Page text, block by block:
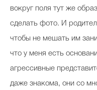
вокруг поля тут же
сделать фото. И
чтобы не мешать им
что у меня есть
агрессивные
даже знакома, они со